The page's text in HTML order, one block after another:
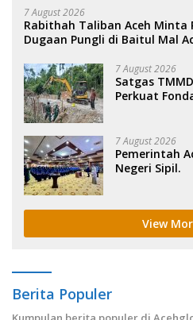
7 August 2026
Rabithah Taliban Aceh Minta
Dugaan Pungli di Baitul Mal
7 August 2026
Satgas
Perkuat
7 August 2026
Pemerintah
Negeri Sipil.
View
Berita Populer